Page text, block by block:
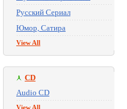
Русский Сериал
Юмор, Сатира
View All
CD
Audio CD
View All